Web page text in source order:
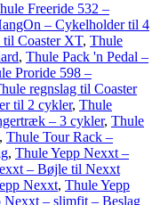
Freeride 532 –
– Cykelholder til 4
til Coaster XT, Thule
, Thule Pack 'n Pedal –
Proride 598 –
regnslag til Coaster
til 2 cykler, Thule
– 3 cykler, Thule
, Thule Tour Rack –
, Thule Yepp Nexxt –
– Bøjle til Nexxt
Nexxt, Thule Yepp
Nexxt – slimfit – Beslag